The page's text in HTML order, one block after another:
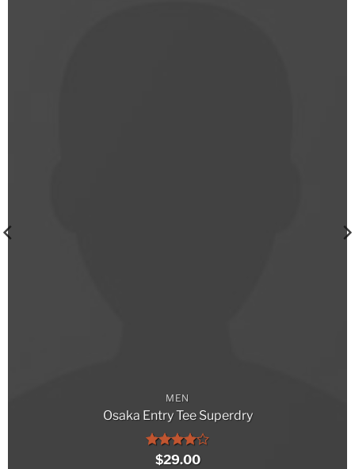
MEN
Osaka Entry Tee Superdry
Rated 4
$29.00